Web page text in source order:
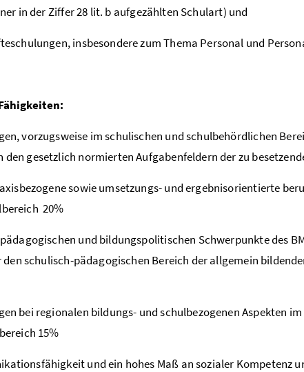
in der Ziffer 28 lit. b aufgezählten Schulart) und
insbesondere zum Thema Personal und
vorzugsweise im schulischen und schulbehördlichen
gesetzlich normierten Aufgabenfeldern der zu
sowie umsetzungs- und ergebnisorientierte
20%
und bildungspolitischen Schwerpunkte des
schulisch-pädagogischen Bereich der allgemein
bei regionalen bildungs- und schulbezogenen Aspekten
15%
und ein hohes Maß an sozialer Kompetenz